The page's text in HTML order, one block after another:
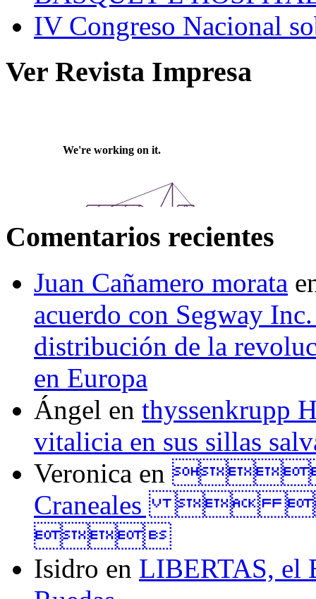
IV Congreso Nacional
Ver Revista Impresa
Comentarios recientes
Juan Cañamero morata
acuerdo con Segway
distribución de la
en Europa
Ángel en thyssenkrupp
vitalicia en sus sillas
Veronica en
Craneales 

Isidro en LIBERTAS, el